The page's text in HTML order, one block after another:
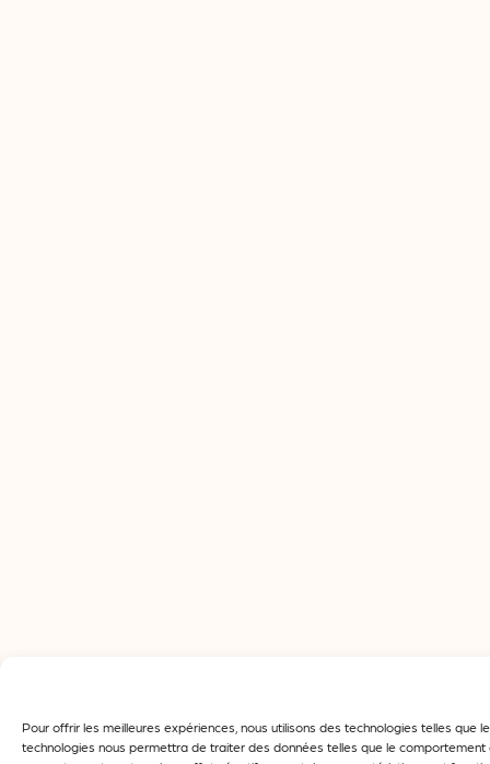
Pour offrir les meilleures expériences, nous utilisons des technologies telles
technologies nous permettra de traiter des données telles que le